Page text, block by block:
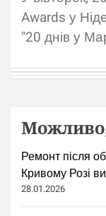
Awards у
"20 днів у
Ремонт після
Кривому Розі
28.01.2026